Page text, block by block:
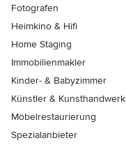
Fotografen
Heimkino & Hifi
Home Staging
Immobilienmakler
Kinder- & Babyzimmer
Künstler & Kunsthandwerk
Möbelrestaurierung
Spezialanbieter